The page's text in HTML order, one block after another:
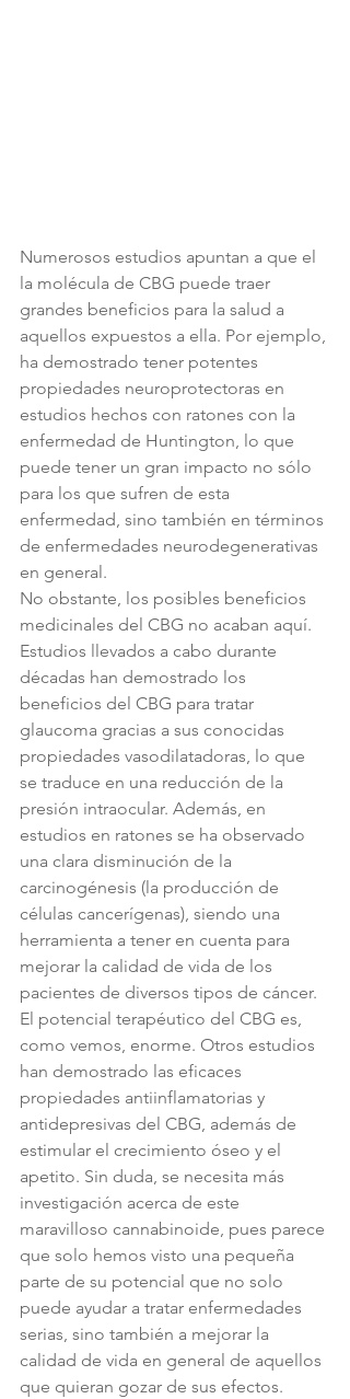
Numerosos estudios apuntan a que el
la molécula de CBG puede traer
grandes beneficios para la salud a
aquellos expuestos a ella. Por ejemplo,
ha demostrado tener potentes
propiedades neuroprotectoras en
estudios hechos con ratones con la
enfermedad de Huntington, lo que
puede tener un gran impacto no sólo
para los que sufren de esta
enfermedad, sino también en términos
de enfermedades neurodegenerativas
en general.
No obstante, los posibles beneficios
medicinales del CBG no acaban aquí.
Estudios llevados a cabo durante
décadas han demostrado los
beneficios del CBG para tratar
glaucoma gracias a sus conocidas
propiedades vasodilatadoras, lo que
se traduce en una reducción de la
presión intraocular. Además, en
estudios en ratones se ha observado
una clara disminución de la
carcinogénesis (la producción de
células cancerígenas), siendo una
herramienta a tener en cuenta para
mejorar la calidad de vida de los
pacientes de diversos tipos de cáncer.
El potencial terapéutico del CBG es,
como vemos, enorme. Otros estudios
han demostrado las eficaces
propiedades antiinflamatorias y
antidepresivas del CBG, además de
estimular el crecimiento óseo y el
apetito. Sin duda, se necesita más
investigación acerca de este
maravilloso cannabinoide, pues parece
que solo hemos visto una pequeña
parte de su potencial que no solo
puede ayudar a tratar enfermedades
serias, sino también a mejorar la
calidad de vida en general de aquellos
que quieran gozar de sus efectos.